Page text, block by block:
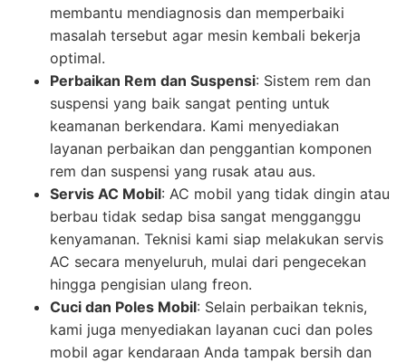
membantu mendiagnosis dan memperbaiki
masalah tersebut agar mesin kembali bekerja
optimal.
Perbaikan Rem dan Suspensi: Sistem rem dan
suspensi yang baik sangat penting untuk
keamanan berkendara. Kami menyediakan
layanan perbaikan dan penggantian komponen
rem dan suspensi yang rusak atau aus.
Servis AC Mobil: AC mobil yang tidak dingin atau
berbau tidak sedap bisa sangat mengganggu
kenyamanan. Teknisi kami siap melakukan servis
AC secara menyeluruh, mulai dari pengecekan
hingga pengisian ulang freon.
Cuci dan Poles Mobil: Selain perbaikan teknis,
kami juga menyediakan layanan cuci dan poles
mobil agar kendaraan Anda tampak bersih dan